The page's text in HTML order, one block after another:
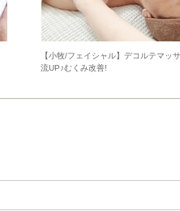
【小牧/フェイシャル】デコルテマッ
流UP♪むくみ改善!